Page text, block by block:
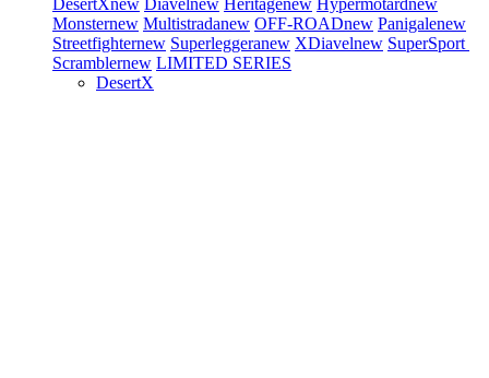
DesertXnew Diavelnew Heritagenew Hypermotardnew
Monsternew Multistradanew OFF-ROADnew Panigalenew
Streetfighternew Superleggeranew XDiavelnew SuperSport
Scramblernew LIMITED SERIES
DesertX